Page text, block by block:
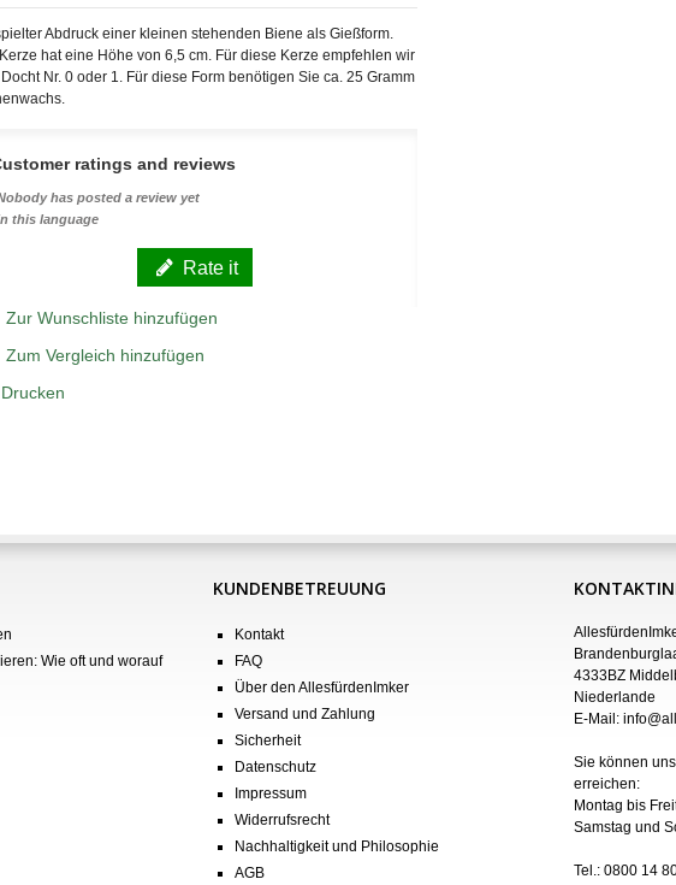
Abdruck einer kleinen stehenden Biene als Gießform.
hat eine Höhe von 6,5 cm. Für diese Kerze empfehlen wir
Nr. 0 oder 1. Für diese Form benötigen Sie ca. 25 Gramm
ratings and reviews
has posted a review yet
this language
Rate it
Zur Wunschliste hinzufügen
Zum Vergleich hinzufügen
Drucken
Wie oft und worauf
KUNDENBETREUUNG
Kontakt
FAQ
Über den AllesfürdenImker
Versand und Zahlung
Sicherheit
Datenschutz
Impressum
Widerrufsrecht
Nachhaltigkeit und Philosophie
AGB
4333BZ
Niederlande
E-Mail:
Sie können
erreichen:
Montag bis
Samstag und
Tel.: 0800 14